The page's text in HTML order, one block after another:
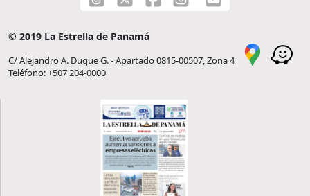
© 2019 La Estrella de Panamá
C/ Alejandro A. Duque G. - Apartado 0815-00507, Zona 4
Teléfono: +507 204-0000